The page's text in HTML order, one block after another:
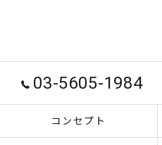
03-5605-1984
コンセプト